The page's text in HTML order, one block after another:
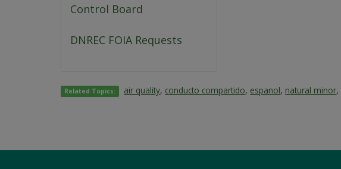
Control Board
DNREC FOIA Requests
Related Topics: air quality, conducto compartido, espanol, natural minor,